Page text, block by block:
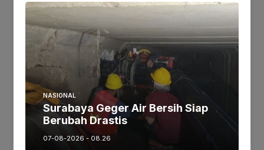
Ikuti kami :
Tinggalkan komentar
Komentar
NASIONAL
Surabaya Geger Air Bersih Siap
Berubah Drastis
07-08-2026 - 08.26